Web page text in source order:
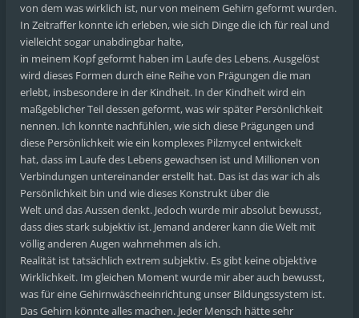
von dem was wirklich ist, nur von meinem Gehirn geformt wurden.
In Zeitraffer konnte ich erleben, wie sich Dinge die ich für real und
vielleicht sogar unabdingbar halte,
in meinem Kopf geformt haben im Laufe des Lebens. Ausgelöst
wird dieses Formen durch eine Reihe von Prägungen die man
erlebt, insbesondere in der Kindheit. In der Kindheit wird ein
maßgeblicher Teil dessen geformt, was wir später Persönlichkeit
nennen. Ich konnte nachfühlen, wie sich diese Prägungen und
diese Persönlichkeit wie ein komplexes Pilzmycel entwickelt
hat, dass im Laufe des Lebens gewachsen ist und Millionen von
Verbindungen untereinander erstellt hat. Das ist das war ich als
Persönlichkeit bin und wie dieses Konstrukt über die
Welt und das Aussen denkt. Jedoch wurde mir absolut bewusst,
dass dies stark subjektiv ist. Jemand anderer kann die Welt mit
völlig anderen Augen wahrnehmen als ich.
Realität ist tatsächlich extrem subjektiv. Es gibt keine objektive
Wirklichkeit. Im gleichen Moment wurde mir aber auch bewusst,
was für eine Gehirnwäscheeinrichtung unser Bildungssystem ist.
Das Gehirn könnte alles machen. Jeder Mensch hätte sehr